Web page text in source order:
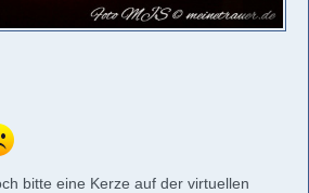
bitte eine Kerze auf der virtuellen